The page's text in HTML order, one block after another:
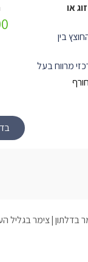
או
בין
מרווח בעל
שם נמצא
שירותים,
לכם מגבות
בדלתון צימר בגליל